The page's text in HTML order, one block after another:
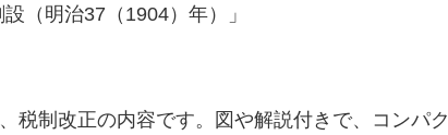
（明治37（1904）年）」
税制改正の内容です。図や解説付きで、コンパク